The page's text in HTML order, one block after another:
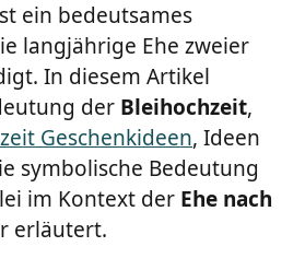
ein bedeutsames
langjährige Ehe zweier
In diesem Artikel
der Bleihochzeit,
Geschenkideen, Ideen
symbolische Bedeutung
im Kontext der Ehe nach
erläutert.